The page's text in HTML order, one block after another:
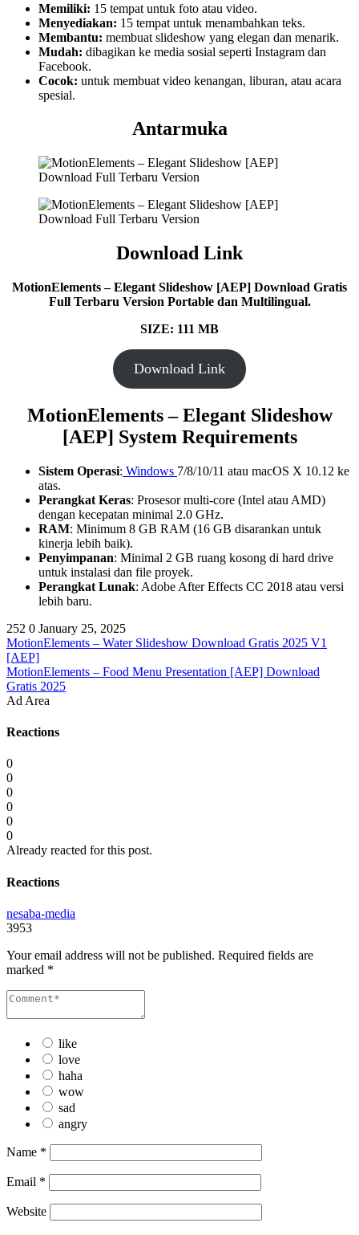
Memiliki: 15 tempat untuk foto atau video.
Menyediakan: 15 tempat untuk menambahkan teks.
Membantu: membuat slideshow yang elegan dan menarik.
Mudah: dibagikan ke media sosial seperti Instagram dan
Facebook.
Cocok: untuk membuat video kenangan, liburan, atau acara
spesial.
Antarmuka
Download Link
MotionElements – Elegant Slideshow [AEP] Download Gratis
Full Terbaru Version Portable dan Multilingual.
SIZE: 111 MB
Download Link
MotionElements – Elegant Slideshow
[AEP] System Requirements
Sistem Operasi: Windows 7/8/10/11 atau macOS X 10.12 ke
atas.
Perangkat Keras: Prosesor multi-core (Intel atau AMD)
dengan kecepatan minimal 2.0 GHz.
RAM: Minimum 8 GB RAM (16 GB disarankan untuk
kinerja lebih baik).
Penyimpanan: Minimal 2 GB ruang kosong di hard drive
untuk instalasi dan file proyek.
Perangkat Lunak: Adobe After Effects CC 2018 atau versi
lebih baru.
252 0 January 25, 2025
MotionElements – Water Slideshow Download Gratis 2025 V1
[AEP]
MotionElements – Food Menu Presentation [AEP] Download
Gratis 2025
Ad Area
Reactions
0
0
0
0
0
0
Already reacted for this post.
Reactions
nesaba-media
3953
Your email address will not be published. Required fields are
marked *
like
love
haha
wow
sad
angry
Name *
Email *
Website